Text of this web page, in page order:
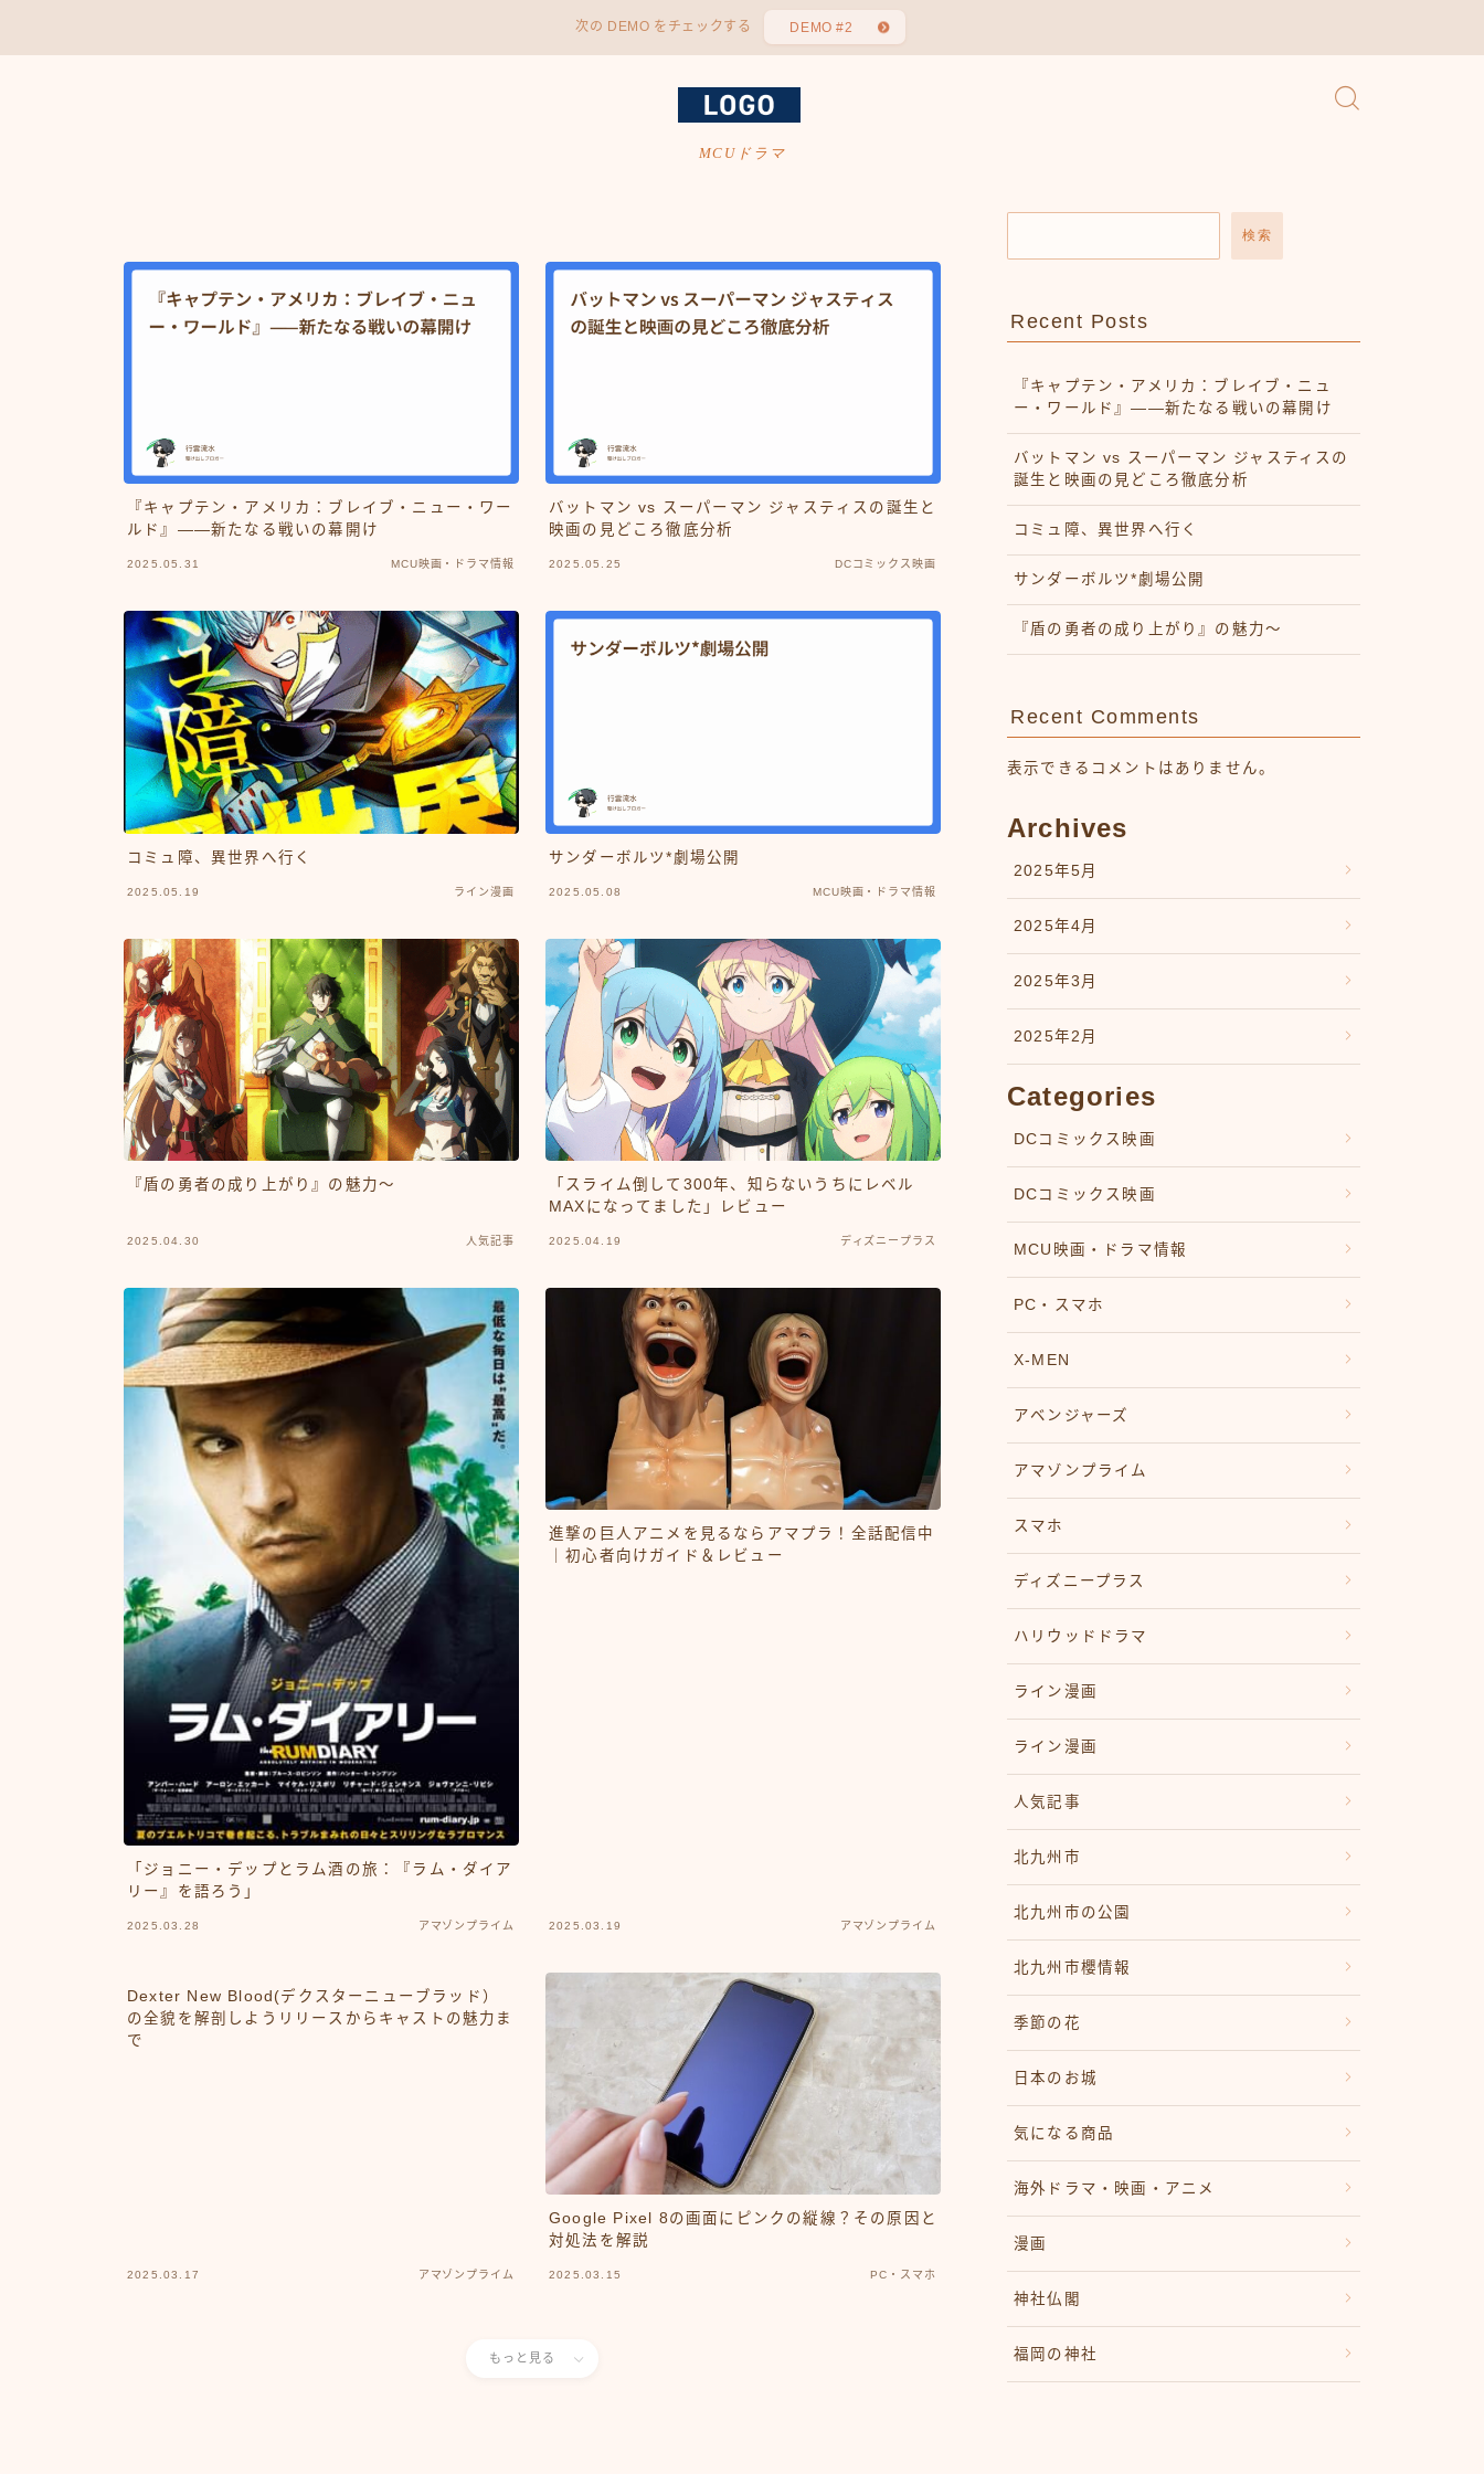
次の DEMO をチェックする DEMO #2
MCUドラマ
『キャプテン・アメリカ：ブレイブ・ニュー・ワー
ルド』——新たなる戦いの幕開け
2025.05.31 MCU映画・ドラマ情報
バットマン vs スーパーマン ジャスティスの誕生と
映画の見どころ徹底分析
2025.05.25 DCコミックス映画
コミュ障、異世界へ行く
2025.05.19 ライン漫画
サンダーボルツ*劇場公開
2025.05.08 MCU映画・ドラマ情報
『盾の勇者の成り上がり』の魅力〜
2025.04.30 人気記事
「スライム倒して300年、知らないうちにレベル
MAXになってました」レビュー
2025.04.19 ディズニープラス
「ジョニー・デップとラム酒の旅：『ラム・ダイア
リー』を語ろう」
2025.03.28 アマゾンプライム
進撃の巨人アニメを見るならアマプラ！全話配信中
｜初心者向けガイド＆レビュー
2025.03.19 アマゾンプライム
Dexter New Blood(デクスターニューブラッド）
の全貌を解剖しようリリースからキャストの魅力ま
で
2025.03.17 アマゾンプライム
Google Pixel 8の画面にピンクの縦線？その原因と
対処法を解説
2025.03.15 PC・スマホ
もっと見る
検索
Recent Posts
『キャプテン・アメリカ：ブレイブ・ニュ
ー・ワールド』——新たなる戦いの幕開け
バットマン vs スーパーマン ジャスティスの
誕生と映画の見どころ徹底分析
コミュ障、異世界へ行く
サンダーボルツ*劇場公開
『盾の勇者の成り上がり』の魅力〜
Recent Comments
表示できるコメントはありません。
Archives
2025年5月
2025年4月
2025年3月
2025年2月
Categories
DCコミックス映画
DCコミックス映画
MCU映画・ドラマ情報
PC・スマホ
X-MEN
アベンジャーズ
アマゾンプライム
スマホ
ディズニープラス
ハリウッドドラマ
ライン漫画
ライン漫画
人気記事
北九州市
北九州市の公園
北九州市櫻情報
季節の花
日本のお城
気になる商品
海外ドラマ・映画・アニメ
漫画
神社仏閣
福岡の神社